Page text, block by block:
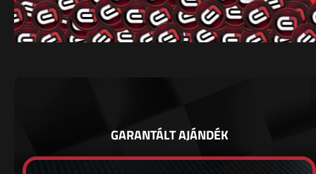
GARANTÁLT AJÁNDÉK